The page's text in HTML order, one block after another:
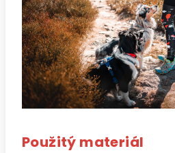
Použitý materiál